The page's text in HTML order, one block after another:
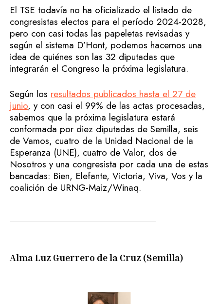
El TSE todavía no ha oficializado el listado de
congresistas electos para el período 2024-2028,
pero con casi todas las papeletas revisadas y
según el sistema D’Hont, podemos hacernos una
idea de quiénes son las 32 diputadas que
integrarán el Congreso la próxima legislatura.
Según los resultados publicados hasta el 27 de
junio, y con casi el 99% de las actas procesadas,
sabemos que la próxima legislatura estará
conformada por diez diputadas de Semilla, seis
de Vamos, cuatro de la Unidad Nacional de la
Esperanza (UNE), cuatro de Valor, dos de
Nosotros y una congresista por cada una de estas
bancadas: Bien, Elefante, Victoria, Viva, Vos y la
coalición de URNG-Maiz/Winaq.
Alma Luz Guerrero de la Cruz (Semilla)